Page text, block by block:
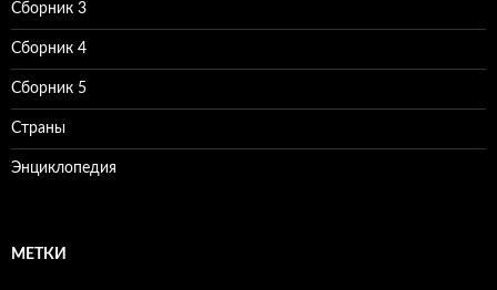
Сборник 3
Сборник 4
Сборник 5
Страны
Энциклопедия
МЕТКИ